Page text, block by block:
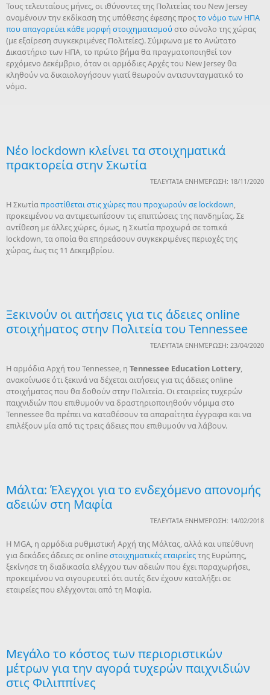
Τους τελευταίους μήνες, οι ιθύνοντες της Πολιτείας του New Jersey
αναμένουν την εκδίκαση της υπόθεσης έφεσης προςτο νόμο των ΗΠΑ
που απαγορεύει κάθε μορφή στοιχηματισμούστο σύνολο της χώρας
(με εξαίρεση συγκεκριμένες Πολιτείες). Σύμφωνα με το Ανώτατο
Δικαστήριο των ΗΠΑ, το πρώτο βήμα θα πραγματοποιηθεί τον
ερχόμενο Δεκέμβριο, όταν οι αρμόδιες Αρχές του New Jersey θα
κληθούν να δικαιολογήσουν γιατί θεωρούν αντισυνταγματικό το
νόμο.
Νέο lockdown κλείνει τα στοιχηματικά
πρακτορεία στην Σκωτία
ΤΕΛΕΥΤΑΊΑ ΕΝΗΜΈΡΩΣΗ: 18/11/2020
Η Σκωτίαπροστίθεται στις χώρες που προχωρούν σε lockdown,
προκειμένου να αντιμετωπίσουν τις επιπτώσεις της πανδημίας. Σε
αντίθεση με άλλες χώρες, όμως, η Σκωτία προχωρά σε τοπικά
lockdown, τα οποία θα επηρεάσουν συγκεκριμένες περιοχές της
χώρας, έως τις 11 Δεκεμβρίου.
Ξεκινούν οι αιτήσεις για τις άδειες online
στοιχήματος στην Πολιτεία του Tennessee
ΤΕΛΕΥΤΑΊΑ ΕΝΗΜΈΡΩΣΗ: 23/04/2020
H αρμόδια Αρχή του Tennessee, η Tennessee Education Lottery,
ανακοίνωσε ότι ξεκινά να δέχεται αιτήσεις για τις άδειες online
στοιχήματος που θα δοθούν στην Πολιτεία. Οι εταιρείες τυχερών
παιχνιδιών που επιθυμούν να δραστηριοποιηθούν νόμιμα στο
Tennessee θα πρέπει να καταθέσουν τα απαραίτητα έγγραφα και να
επιλέξουν μία από τις τρεις άδειες που επιθυμούν να λάβουν.
Μάλτα: Έλεγχοι για το ενδεχόμενο απονομής
αδειών στη Μαφία
ΤΕΛΕΥΤΑΊΑ ΕΝΗΜΈΡΩΣΗ: 14/02/2018
Η MGA, η αρμόδια ρυθμιστική Αρχή της Μάλτας, αλλά και υπεύθυνη
για δεκάδες άδειες σε onlineστοιχηματικές εταιρείεςτης Ευρώπης,
ξεκίνησε τη διαδικασία ελέγχου των αδειών που έχει παραχωρήσει,
προκειμένου να σιγουρευτεί ότι αυτές δεν έχουν καταλήξει σε
εταιρείες που ελέγχονται από τη Μαφία.
Μεγάλο το κόστος των περιοριστικών
μέτρων για την αγορά τυχερών παιχνιδιών
στις Φιλιππίνες